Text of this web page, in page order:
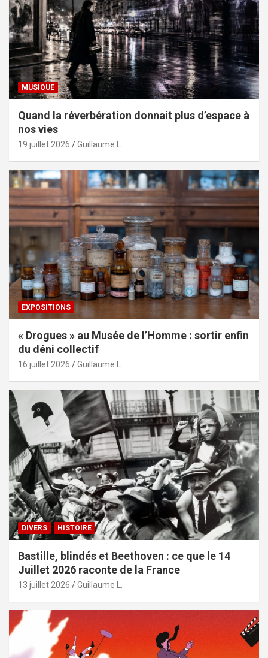
MUSIQUE
Quand la réverbération donnait plus d’espace à
nos vies
19 juillet 2026 Guillaume L.
EXPOSITIONS
« Drogues » au Musée de l’Homme : sortir enfin
du déni collectif
16 juillet 2026 Guillaume L.
DIVERS HISTOIRE
Bastille, blindés et Beethoven : ce que le 14
Juillet 2026 raconte de la France
13 juillet 2026 Guillaume L.